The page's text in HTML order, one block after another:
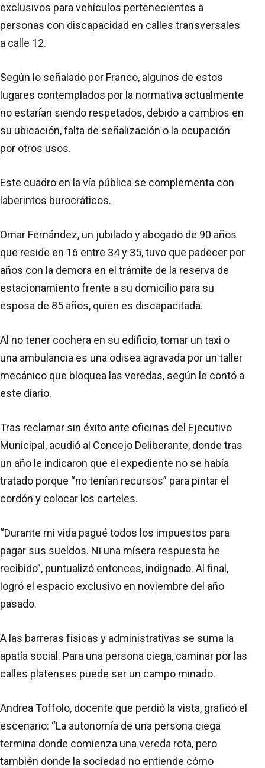
exclusivos para vehículos pertenecientes a
personas con discapacidad en calles transversales
a calle 12.
Según lo señalado por Franco, algunos de estos
lugares contemplados por la normativa actualmente
no estarían siendo respetados, debido a cambios en
su ubicación, falta de señalización o la ocupación
por otros usos.
Este cuadro en la vía pública se complementa con
laberintos burocráticos.
Omar Fernández, un jubilado y abogado de 90 años
que reside en 16 entre 34 y 35, tuvo que padecer por
años con la demora en el trámite de la reserva de
estacionamiento frente a su domicilio para su
esposa de 85 años, quien es discapacitada.
Al no tener cochera en su edificio, tomar un taxi o
una ambulancia es una odisea agravada por un taller
mecánico que bloquea las veredas, según le contó a
este diario.
Tras reclamar sin éxito ante oficinas del Ejecutivo
Municipal, acudió al Concejo Deliberante, donde tras
un año le indicaron que el expediente no se había
tratado porque “no tenían recursos” para pintar el
cordón y colocar los carteles.
“Durante mi vida pagué todos los impuestos para
pagar sus sueldos. Ni una mísera respuesta he
recibido”, puntualizó entonces, indignado. Al final,
logró el espacio exclusivo en noviembre del año
pasado.
A las barreras físicas y administrativas se suma la
apatía social. Para una persona ciega, caminar por las
calles platenses puede ser un campo minado.
Andrea Toffolo, docente que perdió la vista, graficó el
escenario: “La autonomía de una persona ciega
termina donde comienza una vereda rota, pero
también donde la sociedad no entiende cómo